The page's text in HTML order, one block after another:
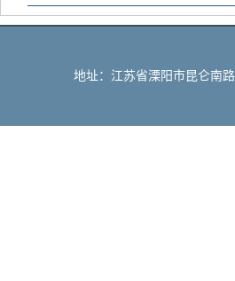
地址：江苏省溧阳市昆仑南